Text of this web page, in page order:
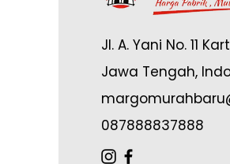
Admin di:
Jl. A. Yani No. 11
Jawa Tengah,
087888837888